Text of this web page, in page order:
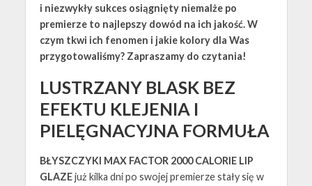
i niezwykły sukces osiągnięty niemalże po
premierze to najlepszy dowód na ich jakość. W
czym tkwi ich fenomen i jakie kolory dla Was
przygotowaliśmy? Zapraszamy do czytania!
LUSTRZANY BLASK BEZ
EFEKTU KLEJENIA I
PIELĘGNACYJNA FORMUŁA
BŁYSZCZYKI MAX FACTOR 2000 CALORIE LIP
GLAZEjuż kilka dni po swojej premierze stały się w